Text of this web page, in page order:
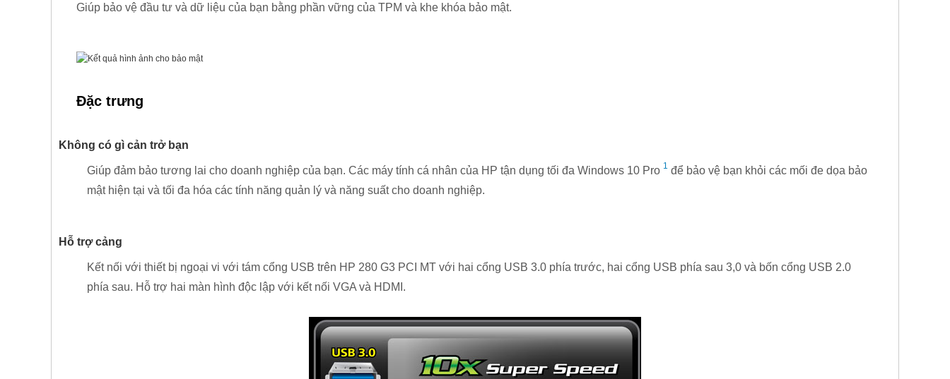
Giúp bảo vệ đầu tư và dữ liệu của bạn bằng phần vững của TPM và khe khóa bảo mật.
Đặc trưng
Không có gì cản trở bạn
Giúp đảm bảo tương lai cho doanh nghiệp của bạn. Các máy tính cá nhân của HP tận dụng tối đa Windows 10 Pro 1 để bảo vệ bạn khỏi các mối đe dọa bảo
mật hiện tại và tối đa hóa các tính năng quản lý và năng suất cho doanh nghiệp.
Hỗ trợ cảng
Kết nối với thiết bị ngoại vi với tám cổng USB trên HP 280 G3 PCI MT với hai cổng USB 3.0 phía trước, hai cổng USB phía sau 3,0 và bốn cổng USB 2.0
phía sau. Hỗ trợ hai màn hình độc lập với kết nối VGA và HDMI.